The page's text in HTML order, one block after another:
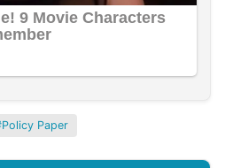
Policy Paper